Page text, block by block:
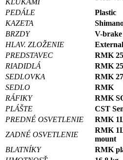
PEDÁLE
Plastic
KAZETA
BRZDY
V-brake
HLAV. ZLOŽENIE
PREDSTAVEC
RMK
RIADIDLÁ
RMK
SEDLOVKA
RMK
SEDLO
RMK
RÁFIKY
RMK
PLÁŠTE
CST
PREDNÉ OSVETLENIE
RMK
ZADNÉ OSVETLENIE
RMK
mount
BLATNÍKY
RMK